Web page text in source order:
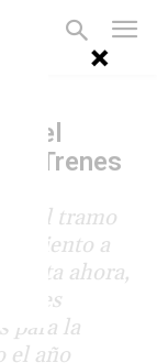
del
a Trenes
del tramo
a
ahora,
para la
el año